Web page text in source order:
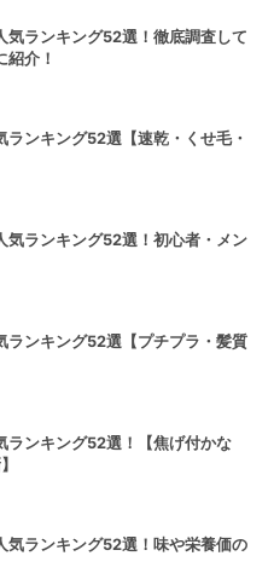
気ランキング52選！徹底調査して
紹介！
ランキング52選【速乾・くせ毛・
気ランキング52選！初心者・メン
ランキング52選【プチプラ・髪質
ランキング52選！【焦げ付かな
気ランキング52選！味や栄養価の